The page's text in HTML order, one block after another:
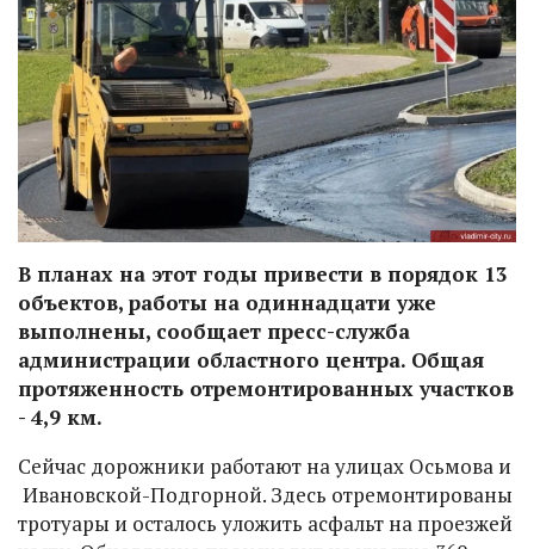
В планах на этот годы привести в порядок 13
объектов, работы на одиннадцати уже
выполнены, сообщает пресс-служба
администрации областного центра. Общая
протяженность отремонтированных участков
- 4,9 км.
Сейчас дорожники работают на улицах Осьмова и
Ивановской-Подгорной. Здесь отремонтированы
тротуары и осталось уложить асфальт на проезжей